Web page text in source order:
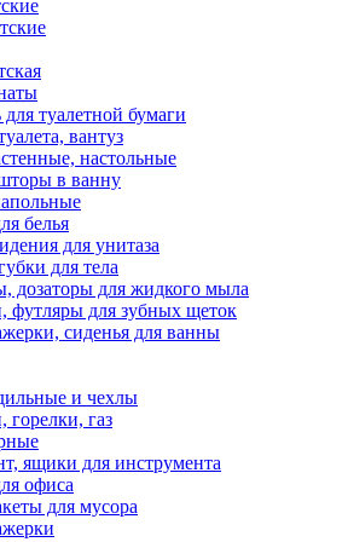
туалетной бумаги
вантуз
настольные
в ванну
белья
для унитаза
для тела
дозаторы для жидкого мыла
футляры для зубных щеток
сиденья для ванны
и чехлы
горелки, газ
ящики для инструмента
офиса
для мусора